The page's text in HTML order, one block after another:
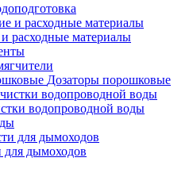
расходные материалы
Дозаторы порошковые
водопроводной воды
дымоходов